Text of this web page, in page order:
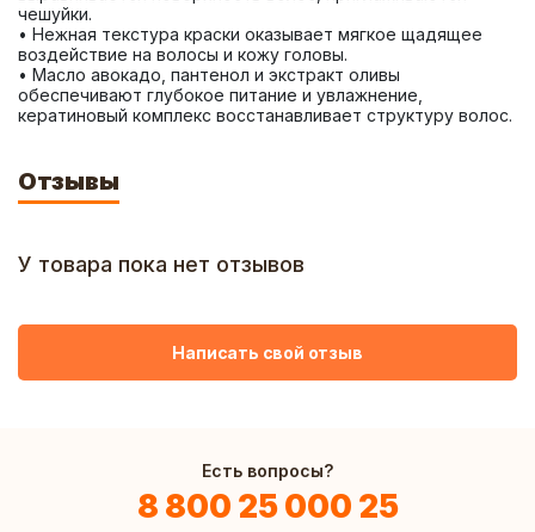
чешуйки.
• Нежная текстура краски оказывает мягкое щадящее
воздействие на волосы и кожу головы.
• Масло авокадо, пантенол и экстракт оливы
обеспечивают глубокое питание и увлажнение,
кератиновый комплекс восстанавливает структуру волос.
Отзывы
У товара пока нет отзывов
Написать свой отзыв
Есть вопросы?
8 800 25 000 25